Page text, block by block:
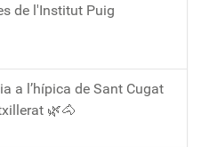
de l'Institut Puig
a l’hípica de Sant Cugat
🌿🐴